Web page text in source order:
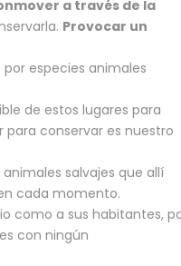
a través de la
Provocar un
por especies animales
de estos lugares para
conservar es nuestro
salvajes que allí
cada momento.
como a sus habitantes,
con ningún